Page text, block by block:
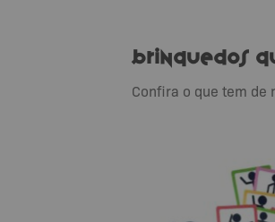
Brinquedos
Confira o que tem de